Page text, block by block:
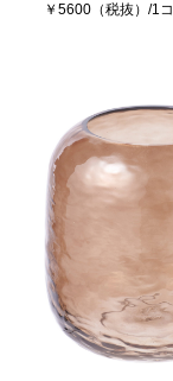
￥5600（税抜）/1コ